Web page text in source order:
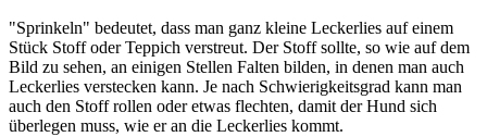
"Sprinkeln" bedeutet, dass man ganz kleine Leckerlies auf einem
Stück Stoff oder Teppich verstreut. Der Stoff sollte, so wie auf dem
Bild zu sehen, an einigen Stellen Falten bilden, in denen man auch
Leckerlies verstecken kann. Je nach Schwierigkeitsgrad kann man
auch den Stoff rollen oder etwas flechten, damit der Hund sich
überlegen muss, wie er an die Leckerlies kommt.